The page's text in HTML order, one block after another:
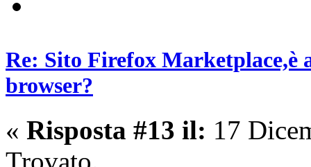
Re: Sito Firefox Marketplace,è
browser?
« Risposta #13 il: 17
Trovato.